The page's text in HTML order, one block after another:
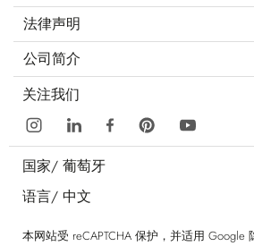
法律声明
公司简介
关注我们
国家/ 葡萄牙
语言/ 中文
本网站受 reCAPTCHA 保护，并适用 Google